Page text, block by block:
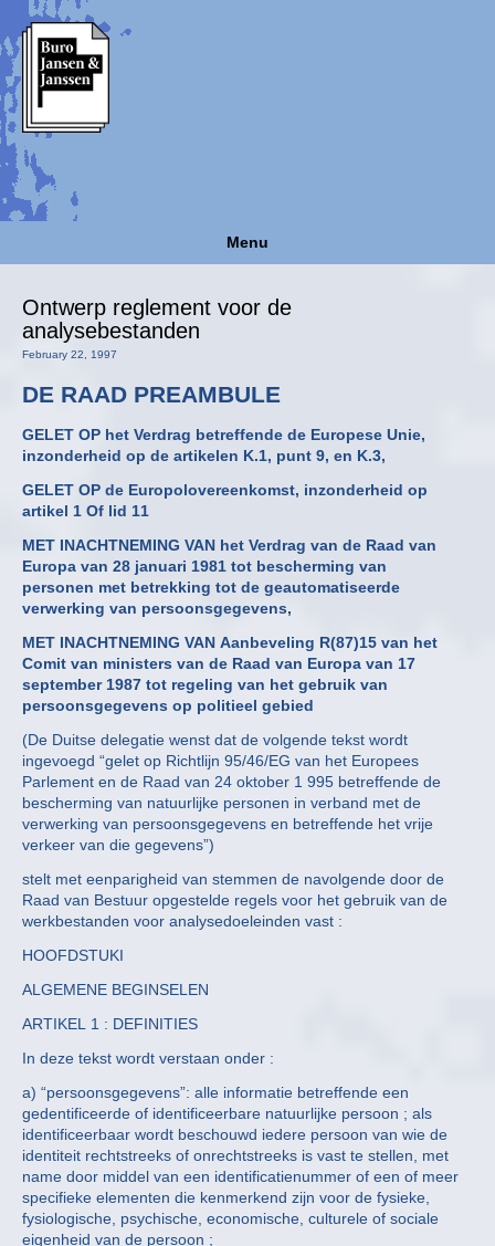
Menu
Ontwerp reglement voor de
analysebestanden
February 22, 1997
DE RAAD PREAMBULE
GELET OP het Verdrag betreffende de Europese Unie,
inzonderheid op de artikelen K.1, punt 9, en K.3,
GELET OP de Europolovereenkomst, inzonderheid op
artikel 1 Of lid 11
MET INACHTNEMING VAN het Verdrag van de Raad van
Europa van 28 januari 1981 tot bescherming van
personen met betrekking tot de geautomatiseerde
verwerking van persoonsgegevens,
MET INACHTNEMING VAN Aanbeveling R(87)15 van het
Comit van ministers van de Raad van Europa van 17
september 1987 tot regeling van het gebruik van
persoonsgegevens op politieel gebied
(De Duitse delegatie wenst dat de volgende tekst wordt
ingevoegd “gelet op Richtlijn 95/46/EG van het Europees
Parlement en de Raad van 24 oktober 1 995 betreffende de
bescherming van natuurlijke personen in verband met de
verwerking van persoonsgegevens en betreffende het vrije
verkeer van die gegevens”)
stelt met eenparigheid van stemmen de navolgende door de
Raad van Bestuur opgestelde regels voor het gebruik van de
werkbestanden voor analysedoeleinden vast :
HOOFDSTUKI
ALGEMENE BEGINSELEN
ARTIKEL 1 : DEFINITIES
In deze tekst wordt verstaan onder :
a) “persoonsgegevens”: alle informatie betreffende een
gedentificeerde of identificeerbare natuurlijke persoon ; als
identificeerbaar wordt beschouwd iedere persoon van wie de
identiteit rechtstreeks of onrechtstreeks is vast te stellen, met
name door middel van een identificatienummer of een of meer
specifieke elementen die kenmerkend zijn voor de fysieke,
fysiologische, psychische, economische, culturele of sociale
eigenheid van de persoon ;